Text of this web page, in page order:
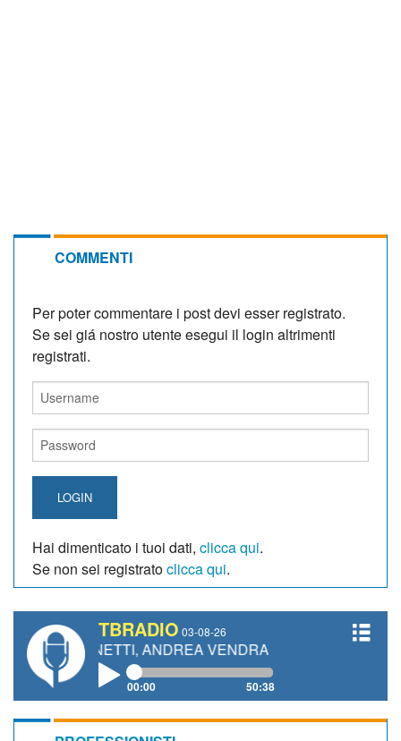
COMMENTI
Per poter commentare i post devi esser registrato.
Se sei giá nostro utente esegui il login altrimenti
registrati.
LOGIN
Hai dimenticato i tuoi dati, clicca qui.
Se non sei registratoclicca qui.
TBRADIO 03-08-26
ANDREA VENDRAME, FILIPPO FIORELLI
00:00 50:38